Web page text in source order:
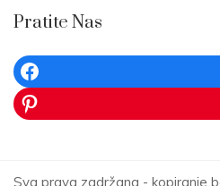
Pratite Nas
Facebook
Pinterest
Sva prava zadržana - kopiranje